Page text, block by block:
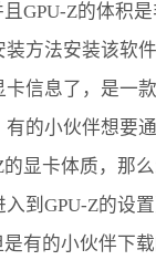
GPU-Z的体积
方法安装该软
信息了，是一
的小伙伴想要
显卡体质，那么
到GPU-Z的设
有的小伙伴下